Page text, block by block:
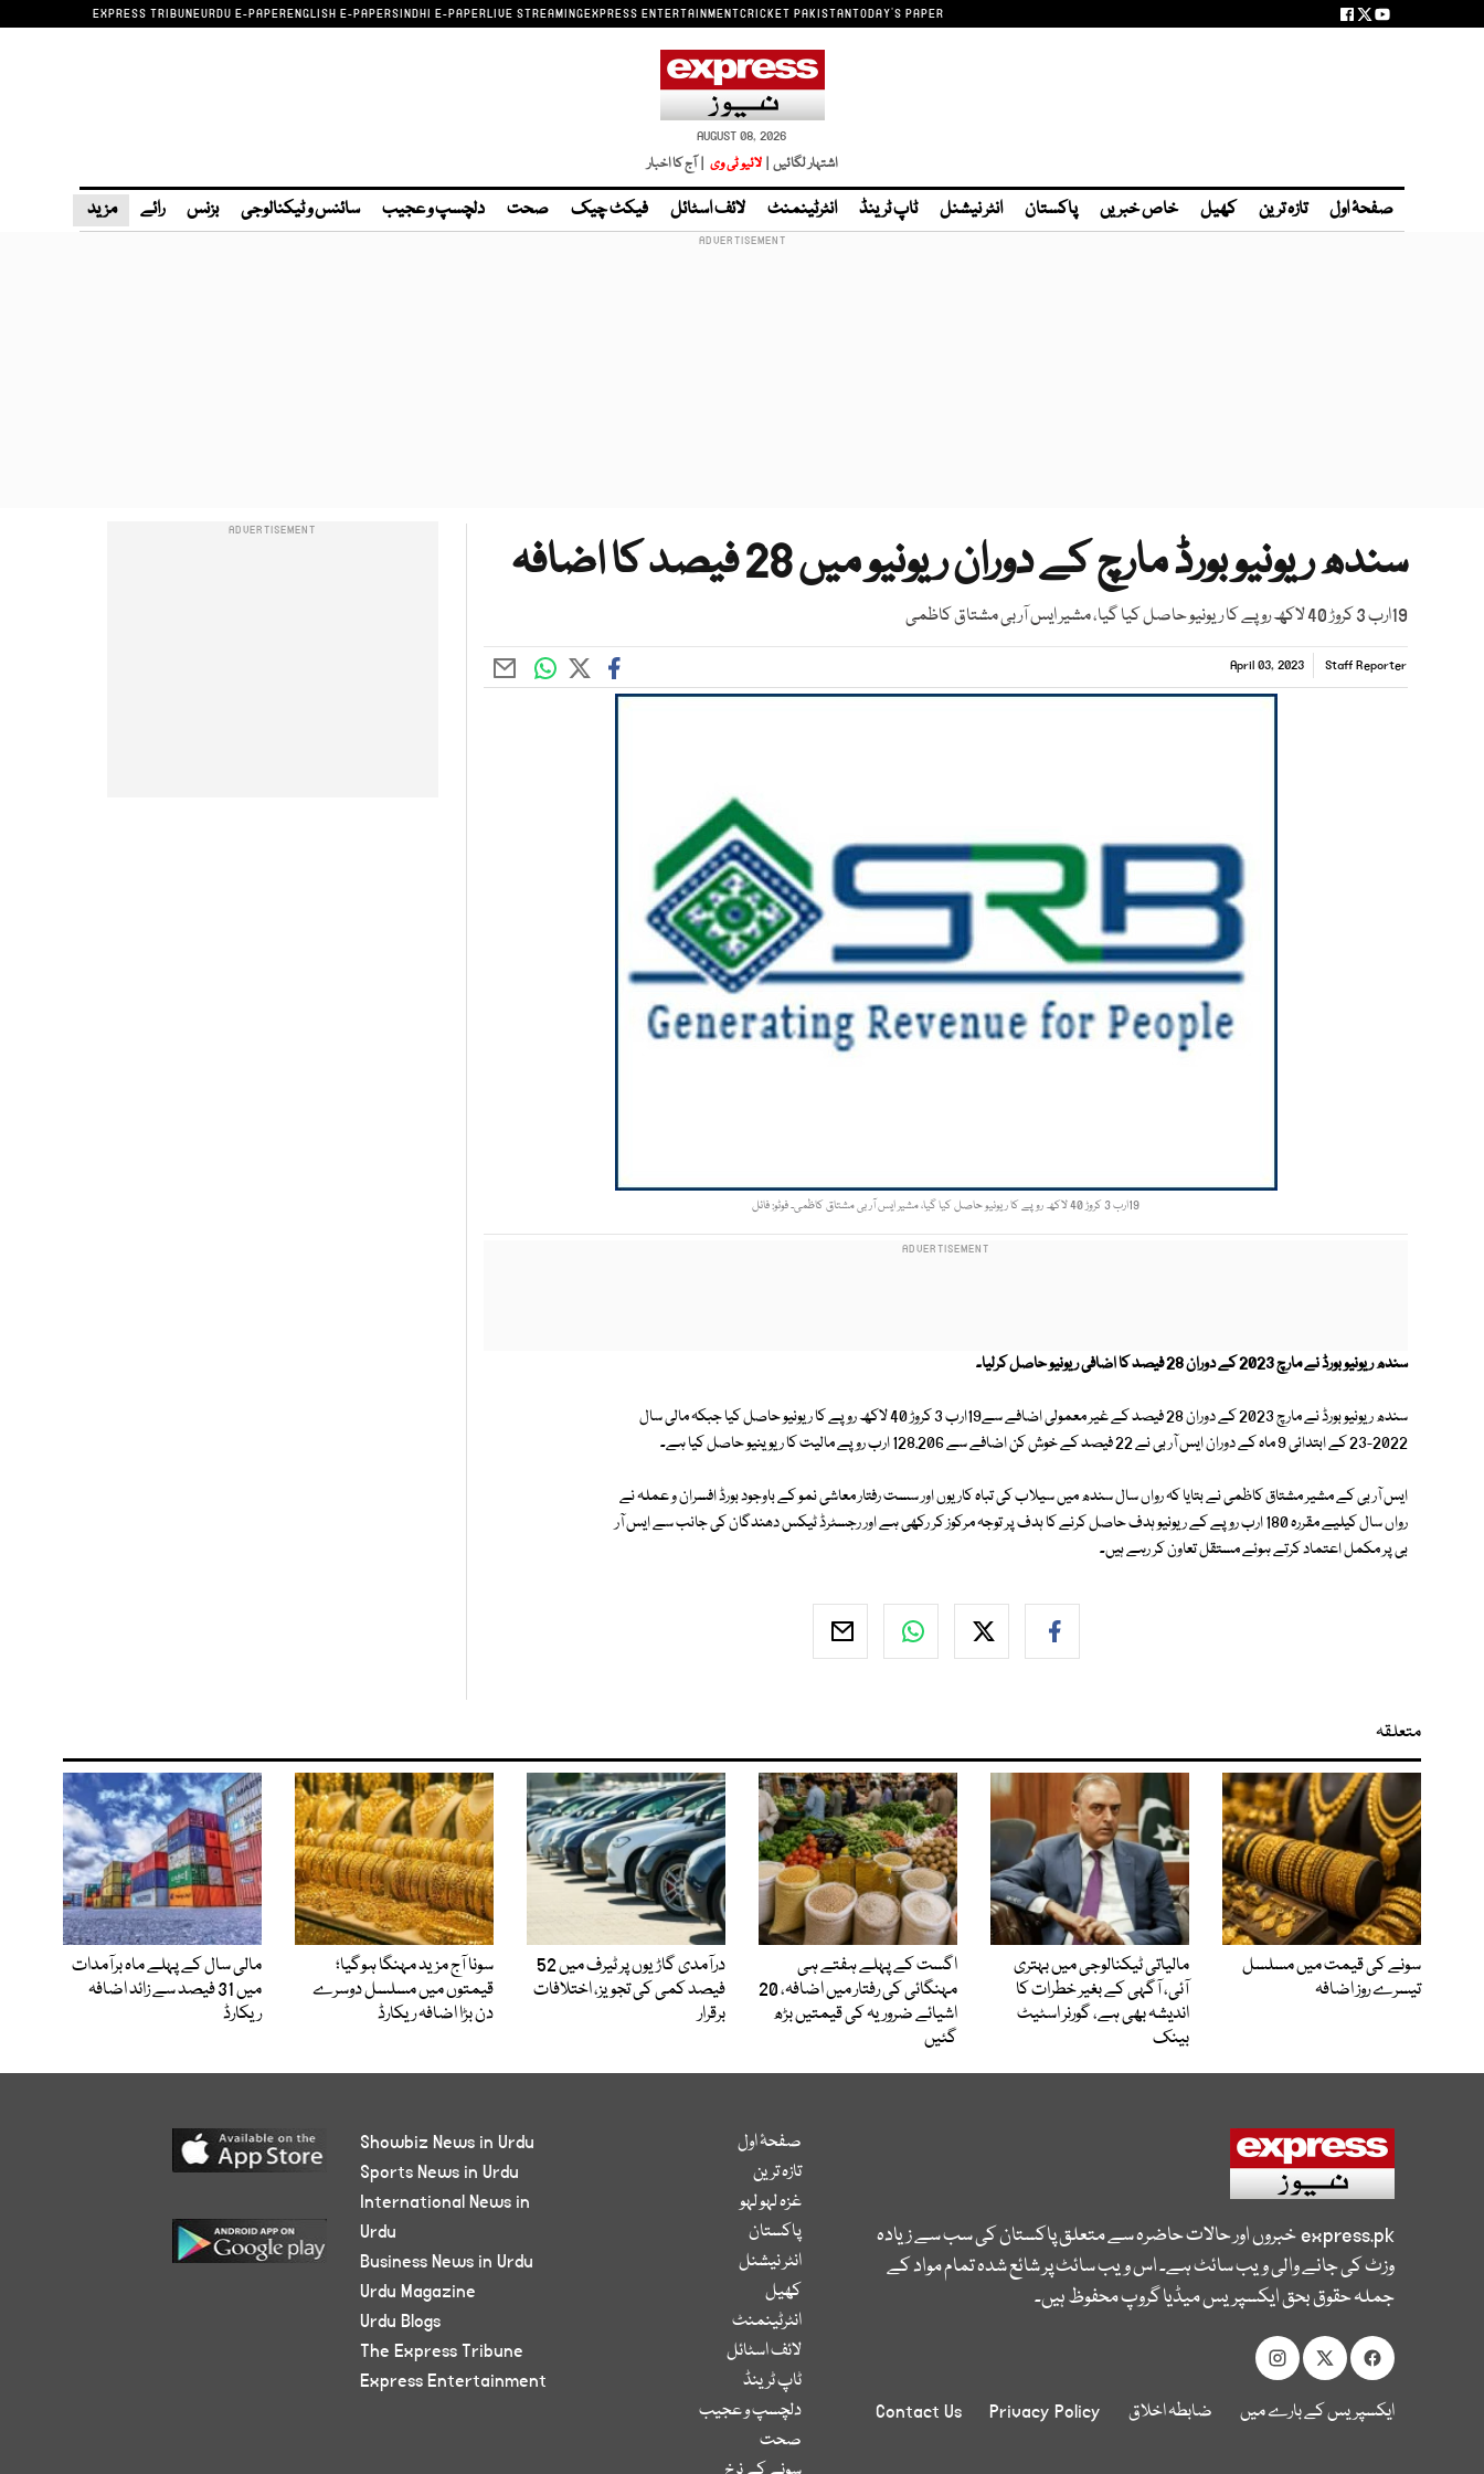
EXPRESS TRIBUNEURDU E-PAPERENGLISH E-PAPERSINDHI E-PAPERLIVE STREAMINGEXPRESS ENTERTAINMENTCRICKET PAKISTANTODAY'S PAPER
AUGUST 08, 2026
اشتہار لگائیں | لائیو ٹی وی | آج کا اخبار
صفحۂ اول تازہ ترین کھیل خاص خبریں پاکستان انٹر نیشنل ٹاپ ٹرینڈ انٹرٹینمنٹ لائف اسٹائل فیکٹ چیک صحت دلچسپ و عجیب سائنس و ٹیکنالوجی بزنس رائے مزید
سندھ ریونیو بورڈ مارچ کے دوران ریونیو میں 28 فیصد کا اضافہ
19ارب 3 کروڑ 40 لاکھ روپے کا ریونیو حاصل کیا گیا، مشیر ایس آر بی مشتاق کاظمی
Staff Reporter
April 03, 2023
19ارب 3 کروڑ 40 لاکھ روپے کا ریونیو حاصل کیا گیا، مشیر ایس آر بی مشتاق کاظمی۔ فوٹو: فائل
سندھ ریونیو بورڈ نے مارچ 2023 کے دوران 28 فیصد کا اضافی ریونیو حاصل کرلیا۔
سندھ ریونیو بورڈ نے مارچ 2023 کے دوران 28 فیصد کے غیر معمولی اضافے سے19ارب 3 کروڑ 40 لاکھ روپے کا ریونیو حاصل کیا جبکہ مالی سال
2022-23 کے ابتدائی 9 ماہ کے دوران ایس آر بی نے 22 فیصد کے خوش کن اضافے سے 128.206 ارب روپے مالیت کا ریوینیو حاصل کیا ہے۔
ایس آر بی کے مشیر مشتاق کاظمی نے بتایا کہ رواں سال سندھ میں سیلاب کی تباہ کاریوں اور سست رفتار معاشی نمو کے باوجود بورڈ افسران و عملہ نے
رواں سال کیلیے مقررہ 180 ارب روپے کے ریونیو ہدف حاصل کرنے کا ہدف پر توجہ مرکوز کر رکھی ہے اور رجسٹرڈ ٹیکس دھندگان کی جانب سے ایس آر
بی پر مکمل اعتماد کرتے ہوئے مستقل تعاون کر رہے ہیں۔
متعلقہ
سونے کی قیمت میں مسلسل
تیسرے روز اضافہ
مالیاتی ٹیکنالوجی میں بہتری
آئی، آگہی کے بغیر خطرات کا
اندیشہ بھی ہے، گورنر اسٹیٹ
بینک
اگست کے پہلے ہفتے ہی
مہنگائی کی رفتار میں اضافہ، 20
اشیائے ضروریہ کی قیمتیں بڑھ
گئیں
درآمدی گاڑیوں پر ٹیرف میں 52
فیصد کمی کی تجویز، اختلافات
برقرار
سونا آج مزید مہنگا ہوگیا؛
قیمتوں میں مسلسل دوسرے
دن بڑا اضافہ ریکارڈ
مالی سال کے پہلے ماہ برآمدات
میں 31 فیصد سے زائد اضافہ
ریکارڈ
express.pkخبروں اور حالات حاضرہ سے متعلق پاکستان کی سب سے زیادہ
وزٹ کی جانے والی ویب سائٹ ہے۔ اس ویب سائٹ پر شائع شدہ تمام مواد کے
جملہ حقوق بحق ایکسپریس میڈیا گروپ محفوظ ہیں۔
ایکسپریس کے بارے میں ضابطہ اخلاق Privacy Policy
Contact Us
صفحۂ اول
تازہ ترین
غزہ لہو لہو
پاکستان
انٹر نیشنل
کھیل
انٹرٹینمنٹ
لائف اسٹائل
ٹاپ ٹرینڈ
دلچسپ و عجیب
صحت
Showbiz News in Urdu
Sports News in Urdu
International News in
Urdu
Business News in Urdu
Urdu Magazine
Urdu Blogs
The Express Tribune
Express Entertainment